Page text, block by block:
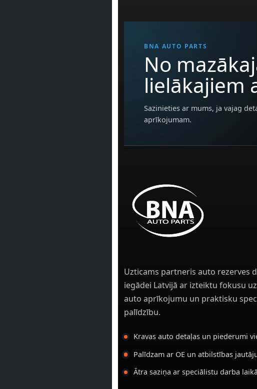
BNA AUTO PARTS
No
lielākajiem
Sazinieties ar mums, ja vajag
aprīkojumam.
Uzticams partneris auto rezerves
iegādei Latvijā ar izteiktu fokusu
auto aprīkojumu un praktisku
palīdzību.
Kravas auto detaļas un piederumi
Palīdzam ar OE un atbilstības
Ātra saziņa ar speciālistu darba laikā